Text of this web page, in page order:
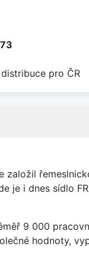
pro ČR
založil
je i dnes sídlo
9 000
hodnoty,